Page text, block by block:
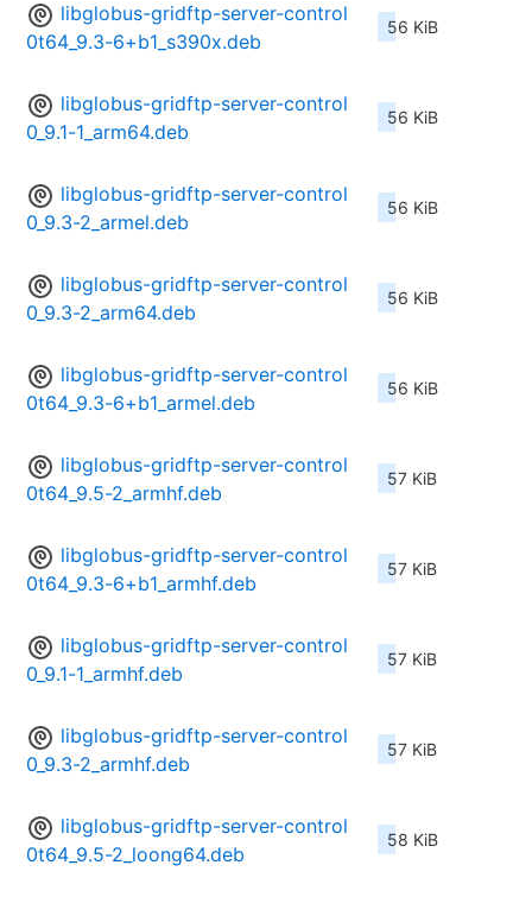
libglobus-gridftp-server-control
0t64_9.3-6+b1_s390x.deb
56 KiB
libglobus-gridftp-server-control
0_9.1-1_arm64.deb
56 KiB
libglobus-gridftp-server-control
0_9.3-2_armel.deb
56 KiB
libglobus-gridftp-server-control
0_9.3-2_arm64.deb
56 KiB
libglobus-gridftp-server-control
0t64_9.3-6+b1_armel.deb
56 KiB
libglobus-gridftp-server-control
0t64_9.5-2_armhf.deb
57 KiB
libglobus-gridftp-server-control
0t64_9.3-6+b1_armhf.deb
57 KiB
libglobus-gridftp-server-control
0_9.1-1_armhf.deb
57 KiB
libglobus-gridftp-server-control
0_9.3-2_armhf.deb
57 KiB
libglobus-gridftp-server-control
0t64_9.5-2_loong64.deb
58 KiB